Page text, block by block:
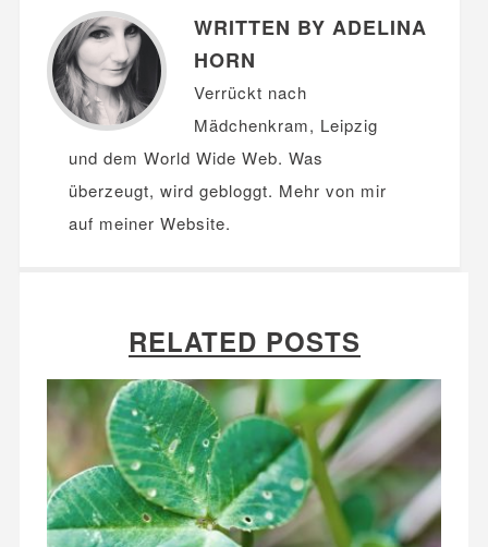
WRITTEN BY ADELINA
HORN
Verrückt nach
Mädchenkram, Leipzig
und dem World Wide Web. Was
überzeugt, wird gebloggt. Mehr von mir
auf meiner Website.
RELATED POSTS